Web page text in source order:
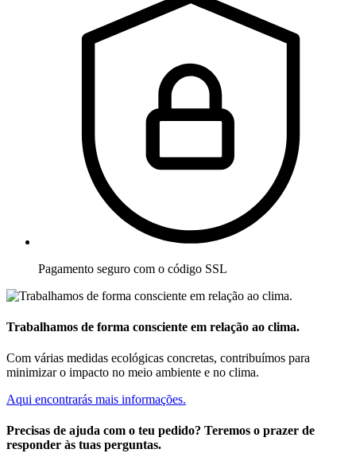
Pagamento seguro com o código SSL
Trabalhamos de forma consciente em relação ao clima.
Com várias medidas ecológicas concretas, contribuímos para
minimizar o impacto no meio ambiente e no clima.
Aqui encontrarás mais informações.
Precisas de ajuda com o teu pedido? Teremos o prazer de
responder às tuas perguntas.